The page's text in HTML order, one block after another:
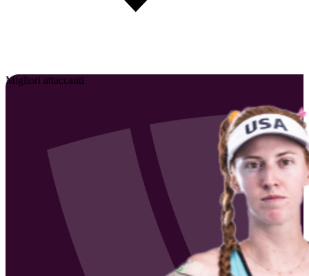
Migliori attaccanti